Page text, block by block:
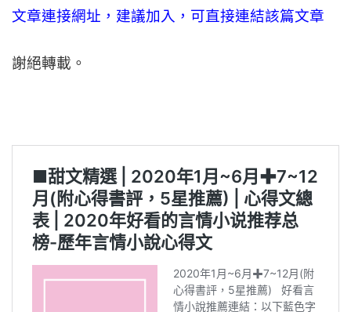
文章連接網址，建議加入，可直接連結該篇文章
謝絕轉載。